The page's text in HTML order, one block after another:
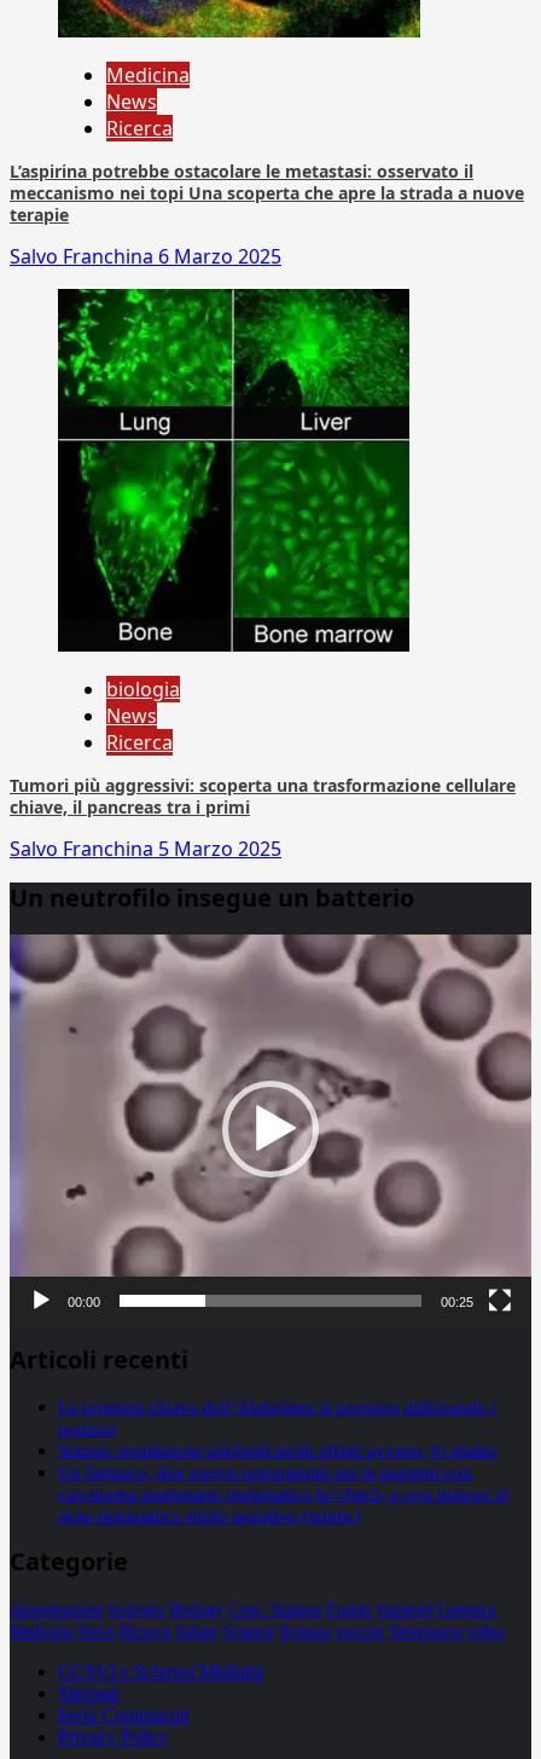
Medicina
News
Ricerca
L’aspirina potrebbe ostacolare le metastasi: osservato il
meccanismo nei topi Una scoperta che apre la strada a nuove
terapie
Salvo Franchina 6 Marzo 2025
biologia
News
Ricerca
Tumori più aggressivi: scoperta una trasformazione cellulare
chiave, il pancreas tra i primi
Salvo Franchina 5 Marzo 2025
Un neutrofilo insegue un batterio
Player
00:00 00:25
Articoli recenti
La proteina chiave dell’Alzheimer si propaga utilizzando i
neuroni
Statine: inutilmente attribuiti molti effetti avversi, lo studio
Un farmaco, due nuove opportunità per le pazienti con
carcinoma mammario metastatico hr+/her2- e con tumore al
seno metastatico triplo negativo (mtnbc)
Categorie
alimentazione biologia Biology Com. Stampa Epatiti featured Genetica
Medicina News Ricerca Salute Science Scienza vaccini Veterinaria video
CCSVI e Sclerosi Multipla
Sitemap
Invia Comunicati
Privacy Policy